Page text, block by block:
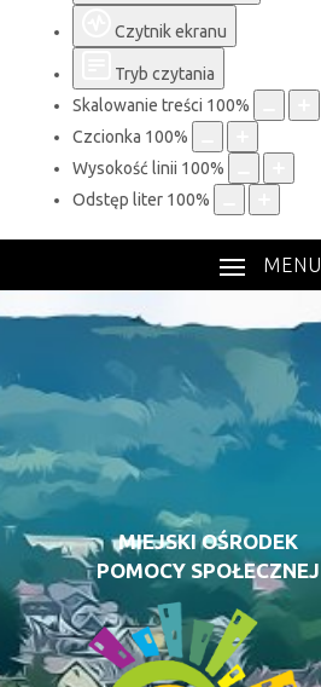
Czytnik ekranu
Tryb czytania
Skalowanie treści 100%
Czcionka 100%
Wysokość linii 100%
Odstęp liter 100%
MENU
MIEJSKI OŚRODEK
POMOCY SPOŁECZNEJ